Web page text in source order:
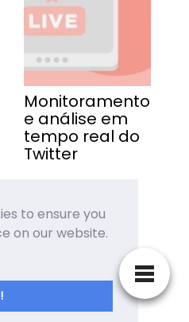
Monitoramento
e análise em
tempo real do
Twitter
to ensure you
on our website.